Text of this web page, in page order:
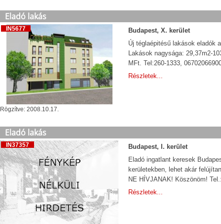
Eladó lakás
IN5677
Rögzítve: 2008.10.17.
Budapest, X. kerület
Új téglaépitésű lakások eladók
Lakások nagysága: 29,37m2-
MFt. Tel:260-1333,
Részletek...
Eladó lakás
IN37357
Budapest, I. kerület
Eladó ingatlant keresek
kerületekben, lehet akár
NE HÍVJANAK! Köszönöm!
Részletek...